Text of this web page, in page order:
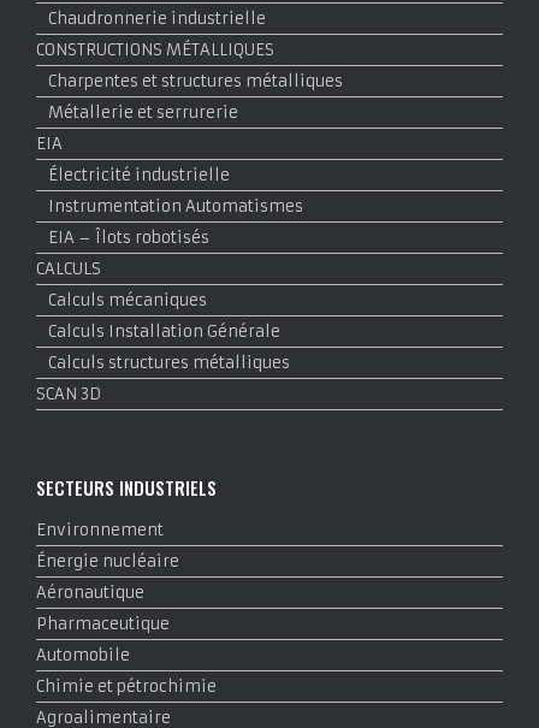
Chaudronnerie industrielle
CONSTRUCTIONS MÉTALLIQUES
Charpentes et structures métalliques
Métallerie et serrurerie
EIA
Électricité industrielle
Instrumentation Automatismes
EIA – Îlots robotisés
CALCULS
Calculs mécaniques
Calculs Installation Générale
Calculs structures métalliques
SCAN 3D
SECTEURS INDUSTRIELS
Environnement
Énergie nucléaire
Aéronautique
Pharmaceutique
Automobile
Chimie et pétrochimie
Agroalimentaire